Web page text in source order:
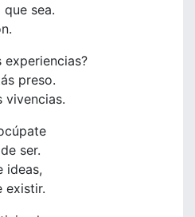
sea.
experiencias?
preso.
vivencias.
ser.
ideas,
existir.